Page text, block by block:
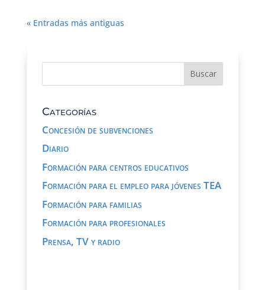
« Entradas más antiguas
Categorías
Concesión de subvenciones
Diario
Formación para centros educativos
Formación para el empleo para jóvenes TEA
Formación para familias
Formación para profesionales
Prensa, TV y radio